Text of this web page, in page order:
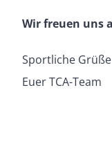
Wir freuen uns
Sportliche Grüße
Euer TCA-Team